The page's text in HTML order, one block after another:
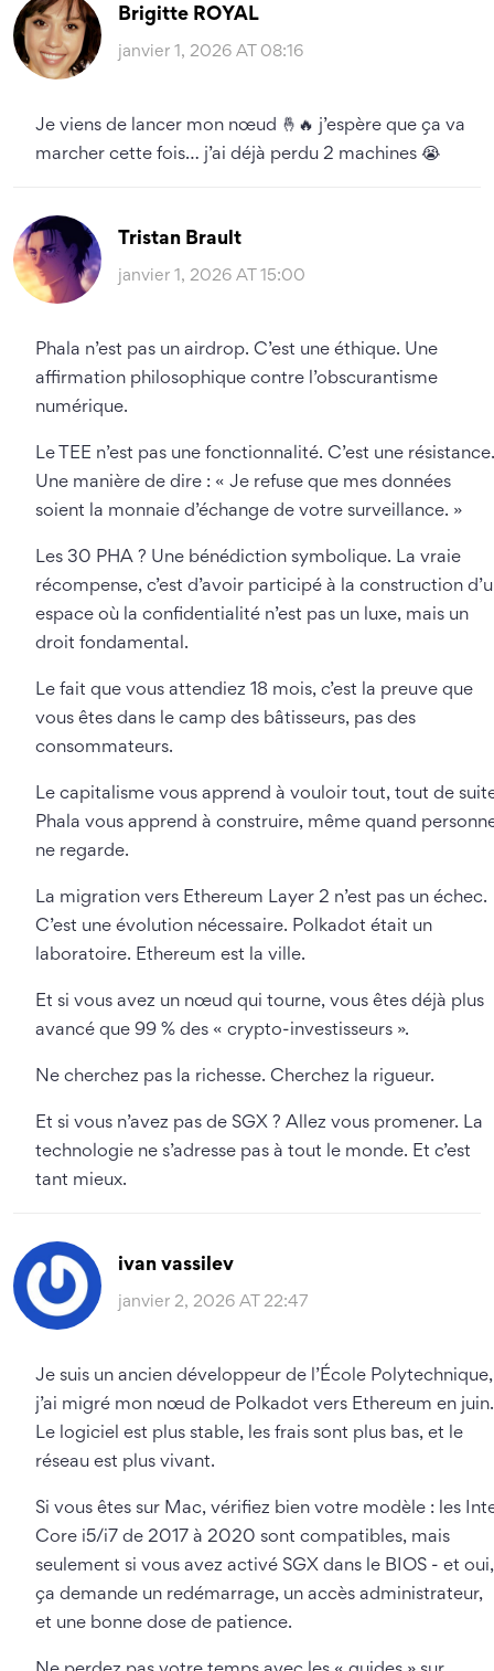
Brigitte ROYAL
janvier 1, 2026 AT 08:16
Je viens de lancer mon nœud 🤞🔥 j’espère que ça va
marcher cette fois… j’ai déjà perdu 2 machines 😭
Tristan Brault
janvier 1, 2026 AT 15:00
Phala n’est pas un airdrop. C’est une éthique. Une
affirmation philosophique contre l’obscurantisme
numérique.
Le TEE n’est pas une fonctionnalité. C’est une résistance.
Une manière de dire : « Je refuse que mes données
soient la monnaie d’échange de votre surveillance. »
Les 30 PHA ? Une bénédiction symbolique. La vraie
récompense, c’est d’avoir participé à la construction
espace où la confidentialité n’est pas un luxe, mais un
droit fondamental.
Le fait que vous attendiez 18 mois, c’est la preuve que
vous êtes dans le camp des bâtisseurs, pas des
consommateurs.
Le capitalisme vous apprend à vouloir tout, tout de
Phala vous apprend à construire, même quand
ne regarde.
La migration vers Ethereum Layer 2 n’est pas un échec.
C’est une évolution nécessaire. Polkadot était un
laboratoire. Ethereum est la ville.
Et si vous avez un nœud qui tourne, vous êtes déjà plus
avancé que 99 % des « crypto-investisseurs ».
Ne cherchez pas la richesse. Cherchez la rigueur.
Et si vous n’avez pas de SGX ? Allez vous promener. La
technologie ne s’adresse pas à tout le monde. Et c’est
tant mieux.
ivan vassilev
janvier 2, 2026 AT 22:47
Je suis un ancien développeur de l’École Polytechnique,
j’ai migré mon nœud de Polkadot vers Ethereum en juin.
Le logiciel est plus stable, les frais sont plus bas, et le
réseau est plus vivant.
Si vous êtes sur Mac, vérifiez bien votre modèle : les
Core i5/i7 de 2017 à 2020 sont compatibles, mais
seulement si vous avez activé SGX dans le BIOS - et oui,
ça demande un redémarrage, un accès administrateur,
et une bonne dose de patience.